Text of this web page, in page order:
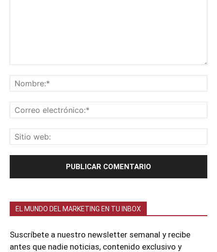
EL MUNDO DEL MARKETING EN TU INBOX
Suscríbete a nuestro newsletter semanal y recibe
antes que nadie noticias, contenido exclusivo y